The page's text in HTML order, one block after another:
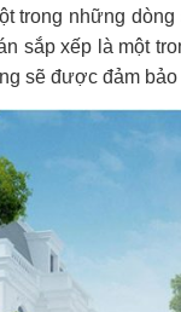
trong những
sắp xếp là một
sẽ được đảm